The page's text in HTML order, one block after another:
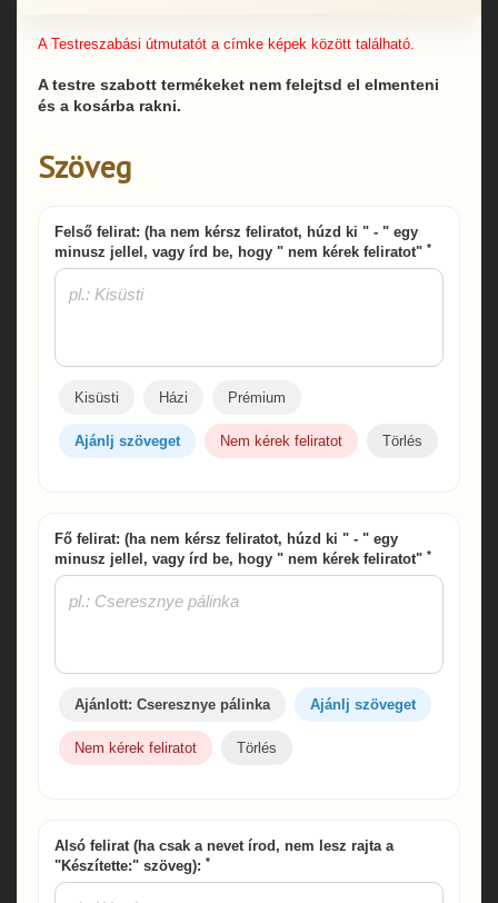
A Testreszabási útmutatót a címke képek között található.
A testre szabott termékeket nem felejtsd el elmenteni
és a kosárba rakni.
Szöveg
Felső felirat: (ha nem kérsz feliratot, húzd ki " - " egy
minusz jellel, vagy írd be, hogy " nem kérek feliratot" *
Kisüsti Házi Prémium
Ajánlj szöveget Nem kérek feliratot Törlés
Fő felirat: (ha nem kérsz feliratot, húzd ki " - " egy
minusz jellel, vagy írd be, hogy " nem kérek feliratot" *
Ajánlott: Cseresznye pálinka Ajánlj szöveget
Nem kérek feliratot Törlés
Alsó felirat (ha csak a nevet írod, nem lesz rajta a
"Készítette:" szöveg): *